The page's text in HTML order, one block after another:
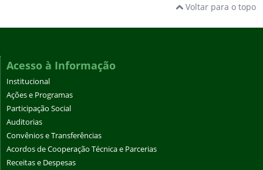
Voltar para o topo
Acesso à Informação
Institucional
Ações e Programas
Participação Social
Auditorias
Convênios e Transferências
Acordos de Cooperação Técnica e Parcerias
Receitas e Despesas